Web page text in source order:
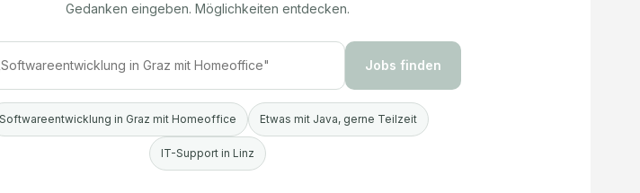
Gedanken eingeben. Möglichkeiten entdecken.
Jobs finden
Softwareentwicklung in Graz mit Homeoffice Etwas mit Java, gerne Teilzeit
IT-Support in Linz